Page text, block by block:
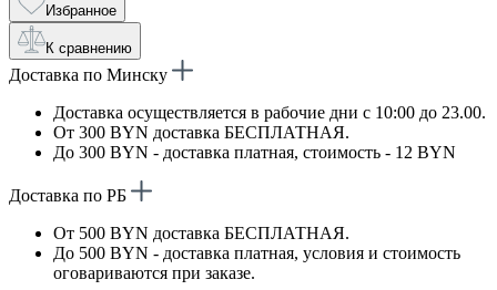
Избранное
К сравнению
Доставка по Минску
Доставка осуществляется в рабочие дни с 10:00 до 23.00.
От 300 BYN доставка БЕСПЛАТНАЯ.
До 300 BYN - доставка платная, стоимость - 12 BYN
Доставка по РБ
От 500 BYN доставка БЕСПЛАТНАЯ.
До 500 BYN - доставка платная, условия и стоимость
оговариваются при заказе.